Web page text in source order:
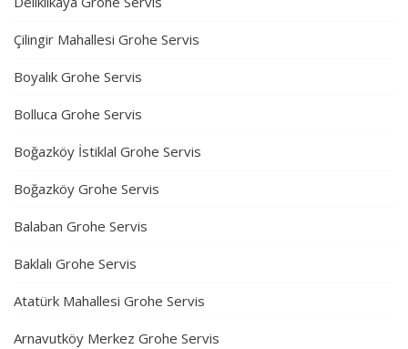
Çilingir Mahallesi Grohe Servis
Boyalık Grohe Servis
Bolluca Grohe Servis
Boğazköy İstiklal Grohe Servis
Boğazköy Grohe Servis
Balaban Grohe Servis
Baklalı Grohe Servis
Atatürk Mahallesi Grohe Servis
Arnavutköy Merkez Grohe Servis